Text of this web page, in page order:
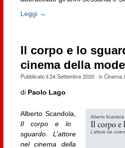
Leggi →
Il corpo e lo
cinema della
Pubblicato il24 Settembre 2020· inCinema
di Paolo Lago
Alberto Scandola,
Il corpo e lo
sguardo. L’attore
nel cinema della